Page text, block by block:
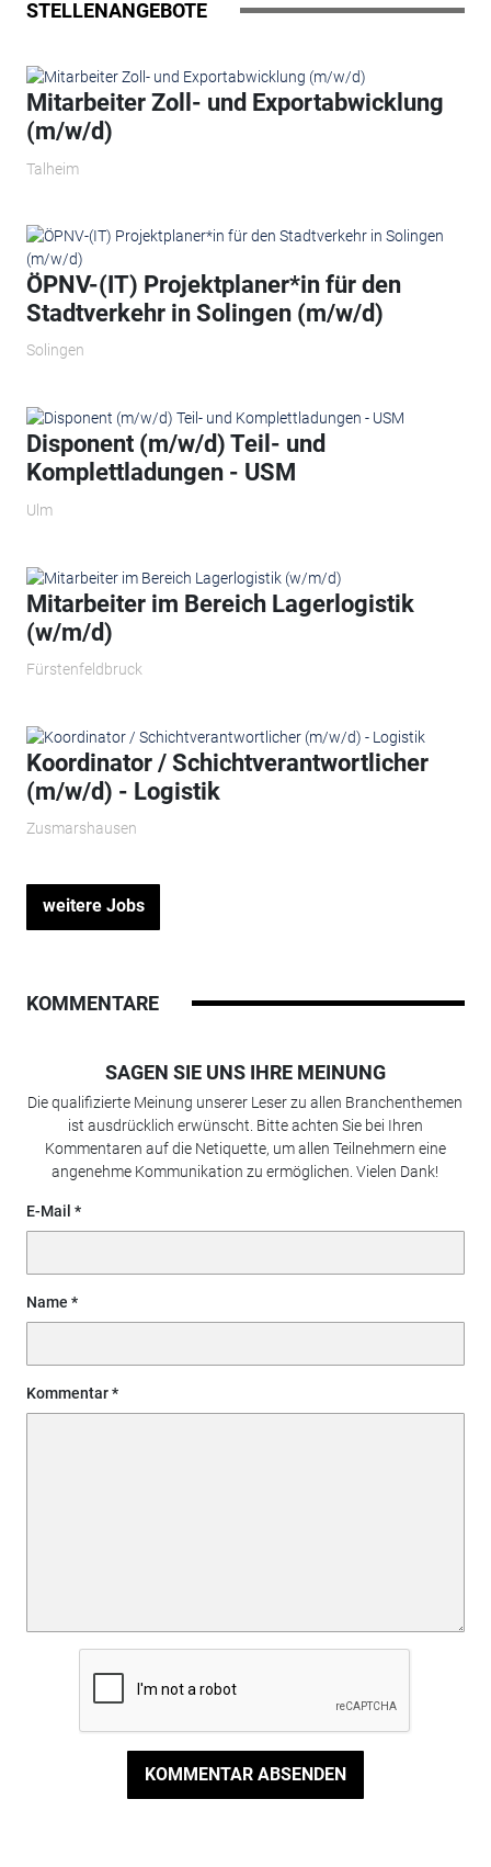
STELLENANGEBOTE
Mitarbeiter Zoll- und Exportabwicklung
(m/w/d)
Talheim
ÖPNV-(IT) Projektplaner*in für den
Stadtverkehr in Solingen (m/w/d)
Solingen
Disponent (m/w/d) Teil- und
Komplettladungen - USM
Ulm
Mitarbeiter im Bereich Lagerlogistik
(w/m/d)
Fürstenfeldbruck
Koordinator / Schichtverantwortlicher
(m/w/d) - Logistik
Zusmarshausen
weitere Jobs
KOMMENTARE
SAGEN SIE UNS IHRE MEINUNG
Die qualifizierte Meinung unserer Leser zu allen Branchenthemen
ist ausdrücklich erwünscht. Bitte achten Sie bei Ihren
Kommentaren auf die Netiquette, um allen Teilnehmern eine
angenehme Kommunikation zu ermöglichen. Vielen Dank!
E-Mail
Name
Kommentar
KOMMENTAR ABSENDEN